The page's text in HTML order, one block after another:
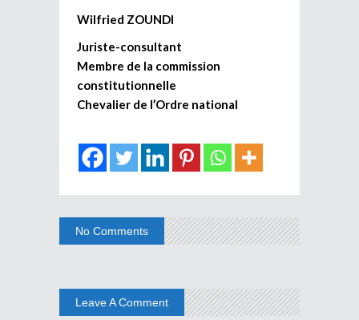
Wilfried ZOUNDI
Juriste-consultant
Membre de la commission
constitutionnelle
Chevalier de l’Ordre national
No Comments
Leave A Comment